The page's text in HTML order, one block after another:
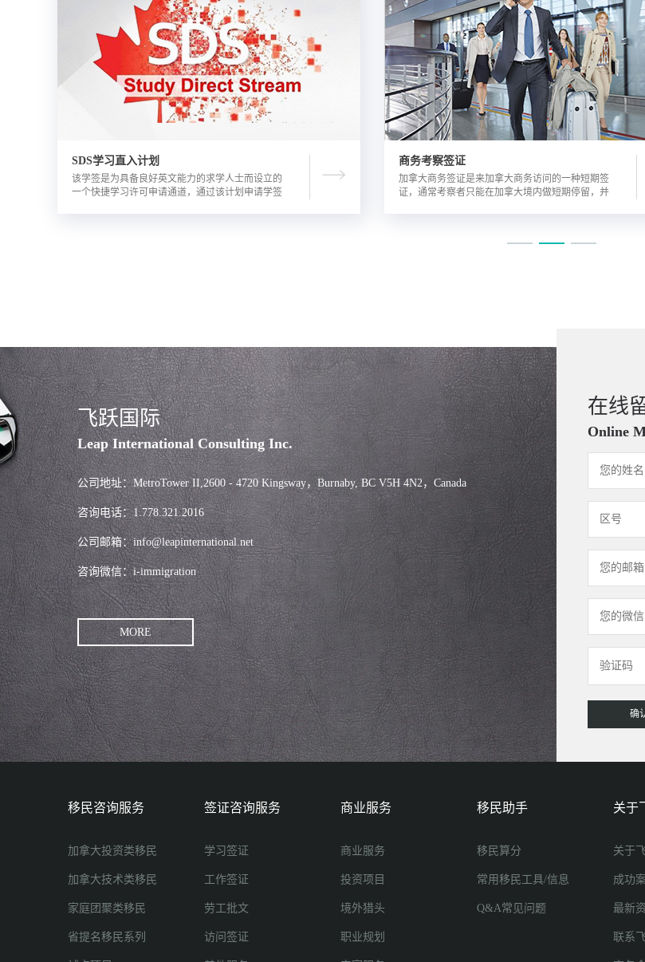
SDS学习直入计划
该学签是为具备良好英文能力的求学人士而设立的
一个快捷学习许可申请通道，通过该计划申请学签
商务考察签证
加拿大商务签证是来加拿大商务访问的一种短期签
证，通常考察者只能在加拿大境内做短期停留，并
飞跃国际
Leap International Consulting Inc.
公司地址：MetroTower II,2600 - 4720 Kingsway，Burnaby, BC V5H 4N2，Canada
咨询电话：1.778.321.2016
公司邮箱：info@leapinternational.net
咨询微信：i-immigration
MORE
在线
Online
移民咨询服务
加拿大投资类移民
加拿大技术类移民
家庭团聚类移民
省提名移民系列
签证咨询服务
学习签证
工作签证
劳工批文
访问签证
商业服务
商业服务
投资项目
境外猎头
职业规划
移民助手
移民算分
常用移民工具/信息
Q&A常见问题
关于
关于
成功
最新
联系